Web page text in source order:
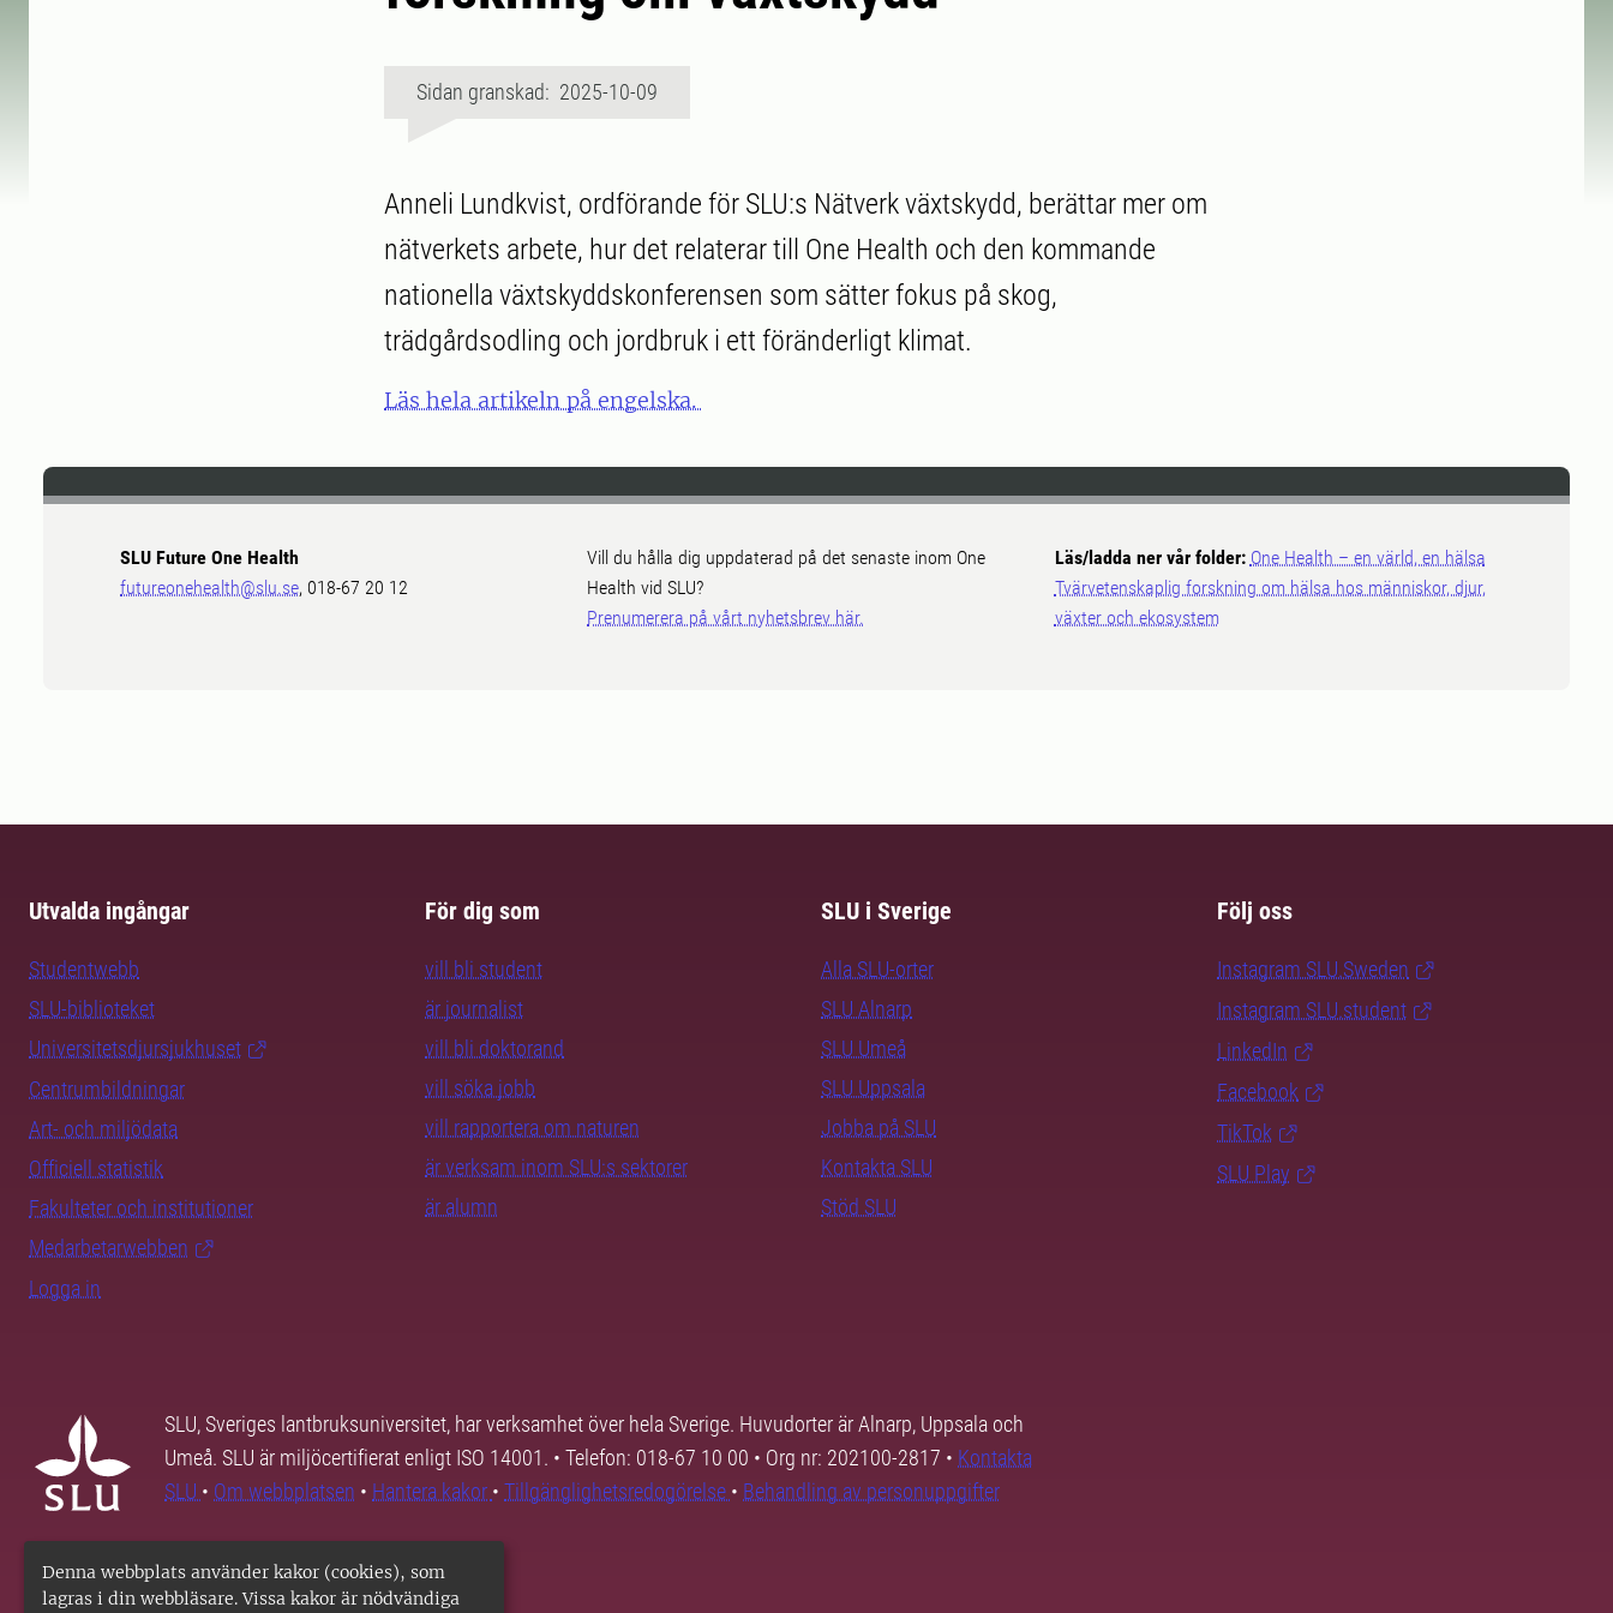
Denna webbplats använder kakor (cookies), som
lagras i din webbläsare. Vissa kakor är nödvändiga
Sidan granskad: 2025-10-09
Anneli Lundkvist, ordförande för SLU:s Nätverk växtskydd, berättar mer om
nätverkets arbete, hur det relaterar till One Health och den kommande
nationella växtskyddskonferensen som sätter fokus på skog,
trädgårdsodling och jordbruk i ett föränderligt klimat.
Läs hela artikeln på engelska.
SLU Future One Health
futureonehealth@slu.se, 018-67 20 12
Vill du hålla dig uppdaterad på det senaste inom One
Health vid SLU?
Prenumerera på vårt nyhetsbrev här.
Läs/ladda ner vår folder: One Health – en värld, en hälsa
Tvärvetenskaplig forskning om hälsa hos människor, djur,
växter och ekosystem
Utvalda ingångar
Studentwebb
SLU-biblioteket
Universitetsdjursjukhuset
Centrumbildningar
Art- och miljödata
Officiell statistik
Fakulteter och institutioner
Medarbetarwebben
Logga in
För dig som
vill bli student
är journalist
vill bli doktorand
vill söka jobb
vill rapportera om naturen
är verksam inom SLU:s sektorer
är alumn
SLU i Sverige
Alla SLU-orter
SLU Alnarp
SLU Umeå
SLU Uppsala
Jobba på SLU
Kontakta SLU
Stöd SLU
Följ oss
Instagram SLU.Sweden
Instagram SLU.student
LinkedIn
Facebook
TikTok
SLU Play
SLU, Sveriges lantbruksuniversitet, har verksamhet över hela Sverige. Huvudorter är Alnarp, Uppsala och
Umeå. SLU är miljöcertifierat enligt ISO 14001. • Telefon: 018-67 10 00 • Org nr: 202100-2817 • Kontakta
SLU • Om webbplatsen • Hantera kakor • Tillgänglighetsredogörelse • Behandling av personuppgifter